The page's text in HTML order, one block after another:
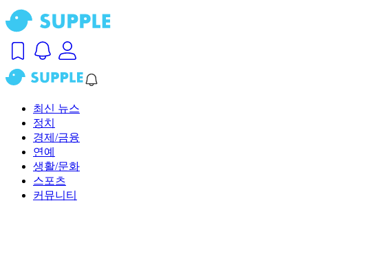
최신 뉴스
정치
경제/금융
연예
생활/문화
스포츠
커뮤니티